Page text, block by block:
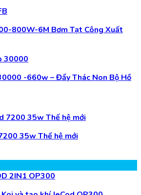
800W-6M Bơm Tạt Công Xuất
-660w – Đẩy Thác Non Bộ Hồ
35w Thế hệ mới